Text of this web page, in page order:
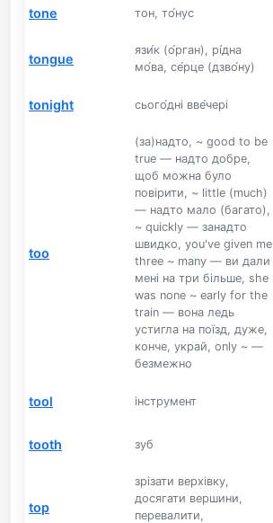
tone тон, то́нус
tongue
язи́к (о́рган), рі́дна
мо́ва, се́рце (дзво́ну)
tonight сього́дні вве́чері
too
(за)надто, ~ good to be
true — надто добре,
щоб можна було
повірити, ~ little (much)
— надто мало (багато),
~ quickly — занадто
швидко, you've given me
three ~ many — ви дали
мені на три більше, she
was none ~ early for the
train — вона ледь
устигла на поїзд, дуже,
конче, украй, only ~ —
безмежно
tool інструмент
tooth зуб
top
зрізати верхівку,
досягати вершини,
перевалити,